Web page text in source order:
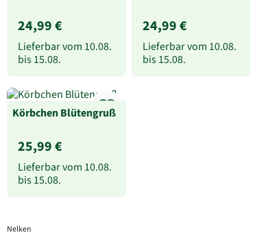
24,99 €
Lieferbar vom 10.08.
bis 15.08.
24,99 €
Lieferbar vom 10.08.
bis 15.08.
Körbchen Blütengruß
25,99 €
Lieferbar vom 10.08.
bis 15.08.
Nelken